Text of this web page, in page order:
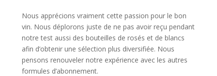
Nous apprécions vraiment cette passion pour le bon
vin. Nous déplorons juste de ne pas avoir reçu pendant
notre test aussi des bouteilles de rosés et de blancs
afin d’obtenir une sélection plus diversifiée. Nous
pensons renouveler notre expérience avec les autres
formules d’abonnement.